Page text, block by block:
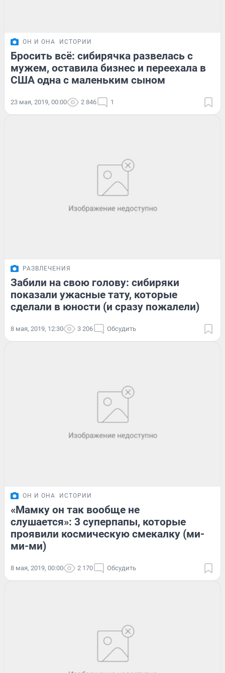
ОН И ОНА ИСТОРИИ
Бросить всё: сибирячка развелась с
мужем, оставила бизнес и переехала в
США одна с маленьким сыном
23 мая, 2019, 00:00 2 846 1
РАЗВЛЕЧЕНИЯ
Забили на свою голову: сибиряки
показали ужасные тату, которые
сделали в юности (и сразу пожалели)
8 мая, 2019, 12:30 3 206 Обсудить
ОН И ОНА ИСТОРИИ
«Мамку он так вообще не
слушается»: 3 суперпапы, которые
проявили космическую смекалку (ми-
ми-ми)
8 мая, 2019, 00:00 2 170 Обсудить